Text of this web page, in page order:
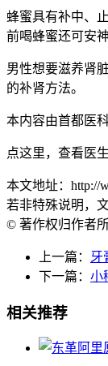
蜂蜜具有补中、
前喝蜂蜜还可安
男性想要滋养肾
的补肾方法。
本内容由首都医
点这里，查看医
本文地址：http://
若非特殊说明，
© 著作权归作者
上一篇：
牙
下一篇： 小
相关推荐